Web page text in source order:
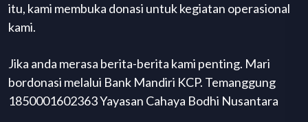
itu, kami membuka donasi untuk kegiatan operasional
kami.
Jika anda merasa berita-berita kami penting. Mari
bordonasi melalui Bank Mandiri KCP. Temanggung
1850001602363 Yayasan Cahaya Bodhi Nusantara